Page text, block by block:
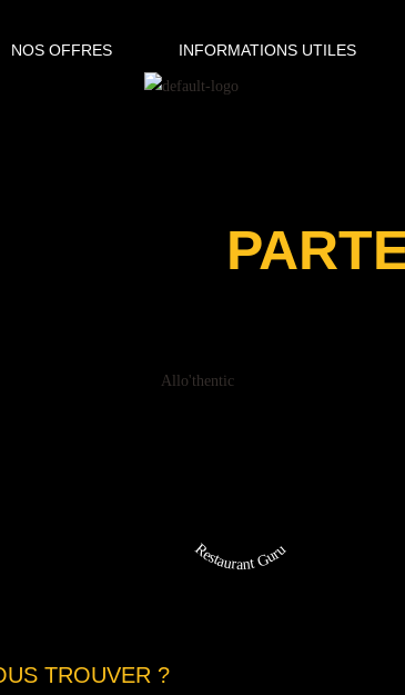
NOS OFFRES INFORMATIONS UTILES
Allo'thentic
Restaurant Guru
TROUVER ?